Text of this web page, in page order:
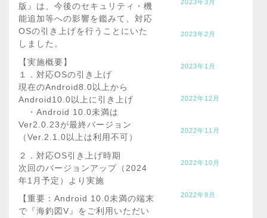
版』は、今後のセキュリティ・機
能追加等への影響を鑑みて、対応
OSの引き上げを行うことにいた
しました。
【実施概要】
１．対応OSの引き上げ
現在のAndroid8.0以上から
Android10.0以上に引き上げ
・Android 10.0未満は
Ver2.0.23が最終バージョン
（Ver.2.1.0以上は利用不可）
２．対応OS引き上げ時期
次回のバージョンアップ（2024
年1月予定）より実施
【重要：Android 10.0未満の端末
で『海釣図V』をご利用いただい
2023年3月
2023年2月
2023年1月
2022年12月
2022年11月
2022年10月
2022年9月